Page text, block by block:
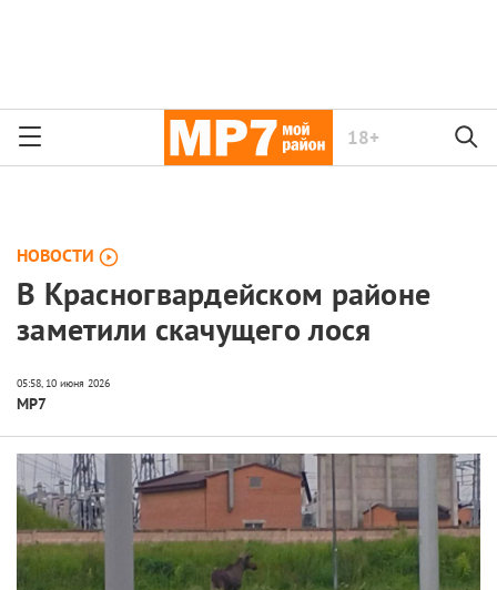
18+
НОВОСТИ
В Красногвардейском районе
заметили скачущего лося
МР7